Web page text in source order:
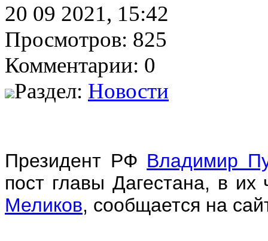
20 09 2021, 15:42
Просмотров: 825
Комментарии: 0
Раздел: Новости
Президент РФ Владимир
пост главы Дагестана, в
Меликов, сообщается на